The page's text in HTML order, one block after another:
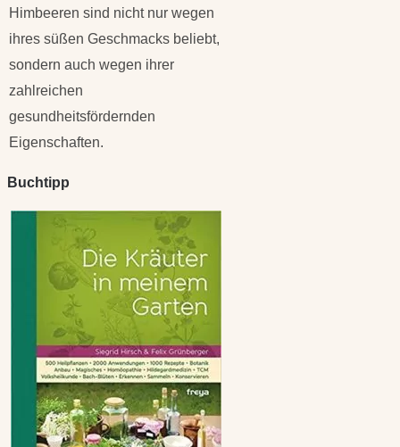
Himbeeren sind nicht nur wegen
ihres süßen Geschmacks beliebt,
sondern auch wegen ihrer
zahlreichen
gesundheitsfördernden
Eigenschaften.
Buchtipp